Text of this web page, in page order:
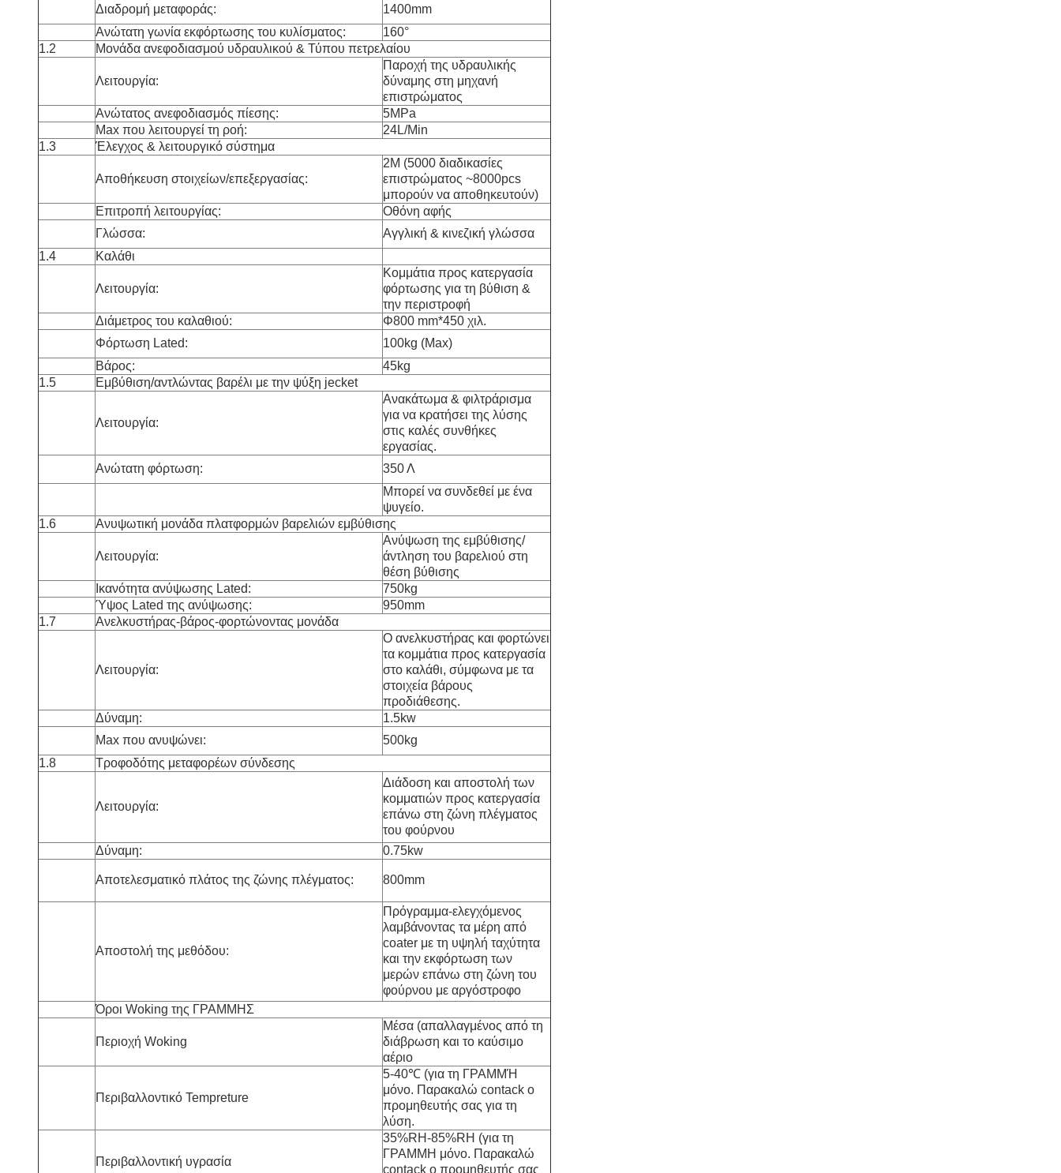
Διαδρομή μεταφοράς:
1400mm
Ανώτατη γωνία εκφόρτωσης του κυλίσματος:
160°
1.2
Μονάδα ανεφοδιασμού υδραυλικού & Τύπου πετρελαίου
Λειτουργία:
Παροχή της υδραυλικής
δύναμης στη μηχανή
επιστρώματος
Ανώτατος ανεφοδιασμός πίεσης:
5MPa
Max που λειτουργεί τη ροή:
24L/Min
1.3
Έλεγχος & λειτουργικό σύστημα
Αποθήκευση στοιχείων/επεξεργασίας:
2M (5000 διαδικασίες
επιστρώματος ~8000pcs
μπορούν να αποθηκευτούν)
Επιτροπή λειτουργίας:
Οθόνη αφής
Γλώσσα:
Αγγλική & κινεζική γλώσσα
1.4
Καλάθι
Λειτουργία:
Κομμάτια προς κατεργασία
φόρτωσης για τη βύθιση &
την περιστροφή
Διάμετρος του καλαθιού:
Φ800 mm*450 χιλ.
Φόρτωση Lated:
100kg (Max)
Βάρος:
45kg
1.5
Εμβύθιση/αντλώντας βαρέλι με την ψύξη jecket
Λειτουργία:
Ανακάτωμα & φιλτράρισμα
για να κρατήσει της λύσης
στις καλές συνθήκες
εργασίας.
Ανώτατη φόρτωση:
350 Λ
Μπορεί να συνδεθεί με ένα
ψυγείο.
1.6
Ανυψωτική μονάδα πλατφορμών βαρελιών εμβύθισης
Λειτουργία:
Ανύψωση της εμβύθισης/
άντληση του βαρελιού στη
θέση βύθισης
Ικανότητα ανύψωσης Lated:
750kg
Ύψος Lated της ανύψωσης:
950mm
1.7
Ανελκυστήρας-βάρος-φορτώνοντας μονάδα
Λειτουργία:
Ο ανελκυστήρας και φορτώνει
τα κομμάτια προς κατεργασία
στο καλάθι, σύμφωνα με τα
στοιχεία βάρους
προδιάθεσης.
Δύναμη:
1.5kw
Max που ανυψώνει:
500kg
1.8
Τροφοδότης μεταφορέων σύνδεσης
Λειτουργία:
Διάδοση και αποστολή των
κομματιών προς κατεργασία
επάνω στη ζώνη πλέγματος
του φούρνου
Δύναμη:
0.75kw
Αποτελεσματικό πλάτος της ζώνης πλέγματος: 800mm
Αποστολή της μεθόδου:
Πρόγραμμα-ελεγχόμενος
λαμβάνοντας τα μέρη από
coater με τη υψηλή ταχύτητα
και την εκφόρτωση των
μερών επάνω στη ζώνη του
φούρνου με αργόστροφο
Όροι Woking της ΓΡΑΜΜΗΣ
Περιοχή Woking
Μέσα (απαλλαγμένος από τη
διάβρωση και το καύσιμο
αέριο
Περιβαλλοντικό Tempreture
5-40℃ (για τη ΓΡΑΜΜΉ
μόνο. Παρακαλώ contack ο
προμηθευτής σας για τη
λύση.
Περιβαλλοντική υγρασία
35%RH-85%RH (για τη
ΓΡΑΜΜΗ μόνο. Παρακαλώ
contack ο προμηθευτής σας